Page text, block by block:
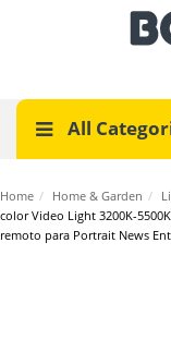
All
Home / Home & Garden /
color Video Light 3200K-
remoto para Portrait News